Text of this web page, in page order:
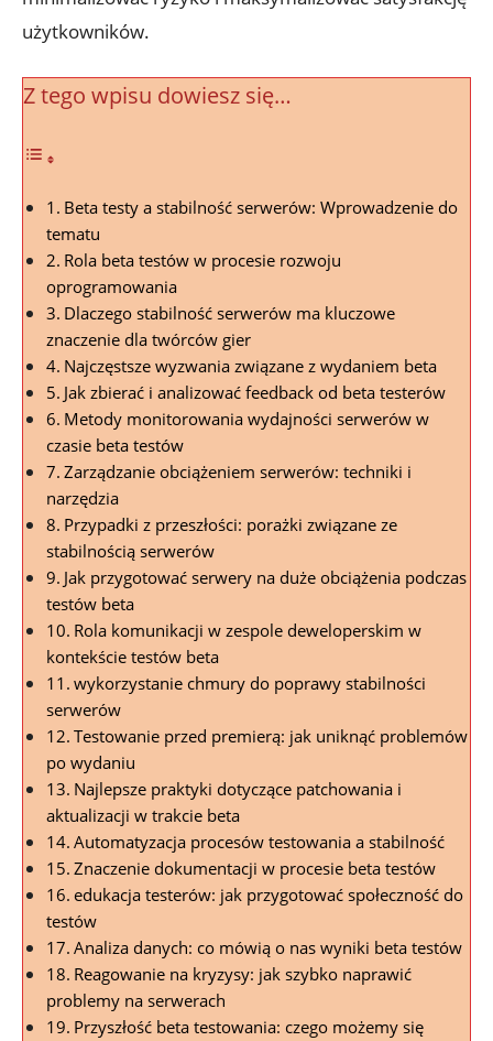
użytkowników.
Z tego wpisu dowiesz się…
Beta testy a stabilność ⁣serwerów: Wprowadzenie do
tematu
Rola beta testów w procesie rozwoju
oprogramowania
Dlaczego stabilność serwerów‍ ma kluczowe
znaczenie dla‌ twórców gier
Najczęstsze wyzwania związane ​z wydaniem ‌beta
Jak ⁤zbierać ​i analizować feedback od beta‍ testerów
Metody monitorowania⁤ wydajności ​serwerów w⁤
czasie beta ⁤testów
Zarządzanie obciążeniem serwerów: techniki i
narzędzia
Przypadki z przeszłości: ⁢porażki związane ze
⁢stabilnością ⁢serwerów
Jak przygotować serwery na duże obciążenia​ podczas
testów beta
Rola⁢ komunikacji w zespole deweloperskim w
kontekście testów ⁢beta
wykorzystanie chmury do poprawy stabilności
serwerów
Testowanie przed premierą: jak ‌uniknąć problemów
⁢po wydaniu
Najlepsze praktyki dotyczące patchowania ‍i
aktualizacji w trakcie beta
Automatyzacja procesów⁣ testowania a⁤ stabilność
Znaczenie ⁣dokumentacji ⁣w‌ procesie beta testów
edukacja testerów: jak przygotować⁢ społeczność do
testów
Analiza danych: co ‌mówią o nas wyniki beta testów
Reagowanie na kryzysy: ⁤jak szybko naprawić
problemy na serwerach
Przyszłość‌ beta testowania: ⁤czego ​możemy ‌się